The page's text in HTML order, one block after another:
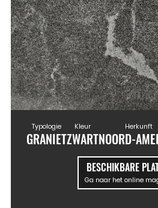
Typologie
GRANIET
Kleur
ZWART
Herkunft
NOORD-
BESCHIKBARE
Ga naar het online